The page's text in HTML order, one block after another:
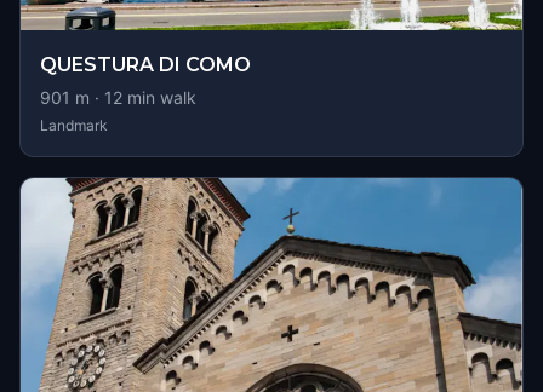
QUESTURA DI COMO
901 m · 12 min walk
Landmark